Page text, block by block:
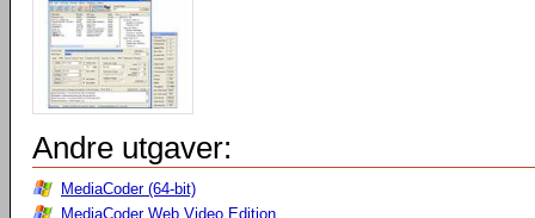
Andre utgaver:
MediaCoder (64-bit)
MediaCoder Web Video Edition